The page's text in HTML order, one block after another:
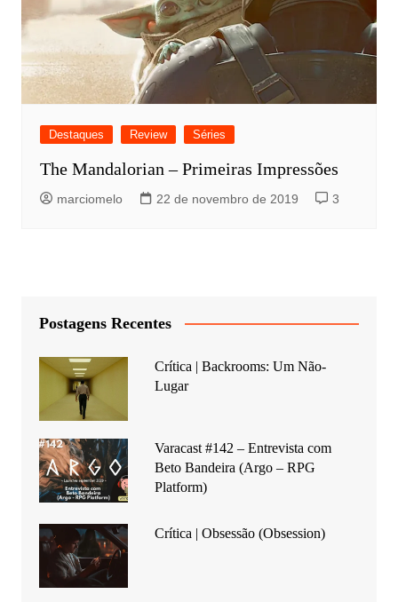
Destaques Review Séries
The Mandalorian – Primeiras Impressões
marciomelo 22 de novembro de 2019 3
Postagens Recentes
Crítica | Backrooms: Um Não-
Lugar
Varacast #142 – Entrevista com
Beto Bandeira (Argo – RPG
Platform)
Crítica | Obsessão (Obsession)